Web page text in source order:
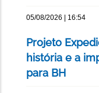
05/08/2026 | 16:54
Projeto
história e a
para BH